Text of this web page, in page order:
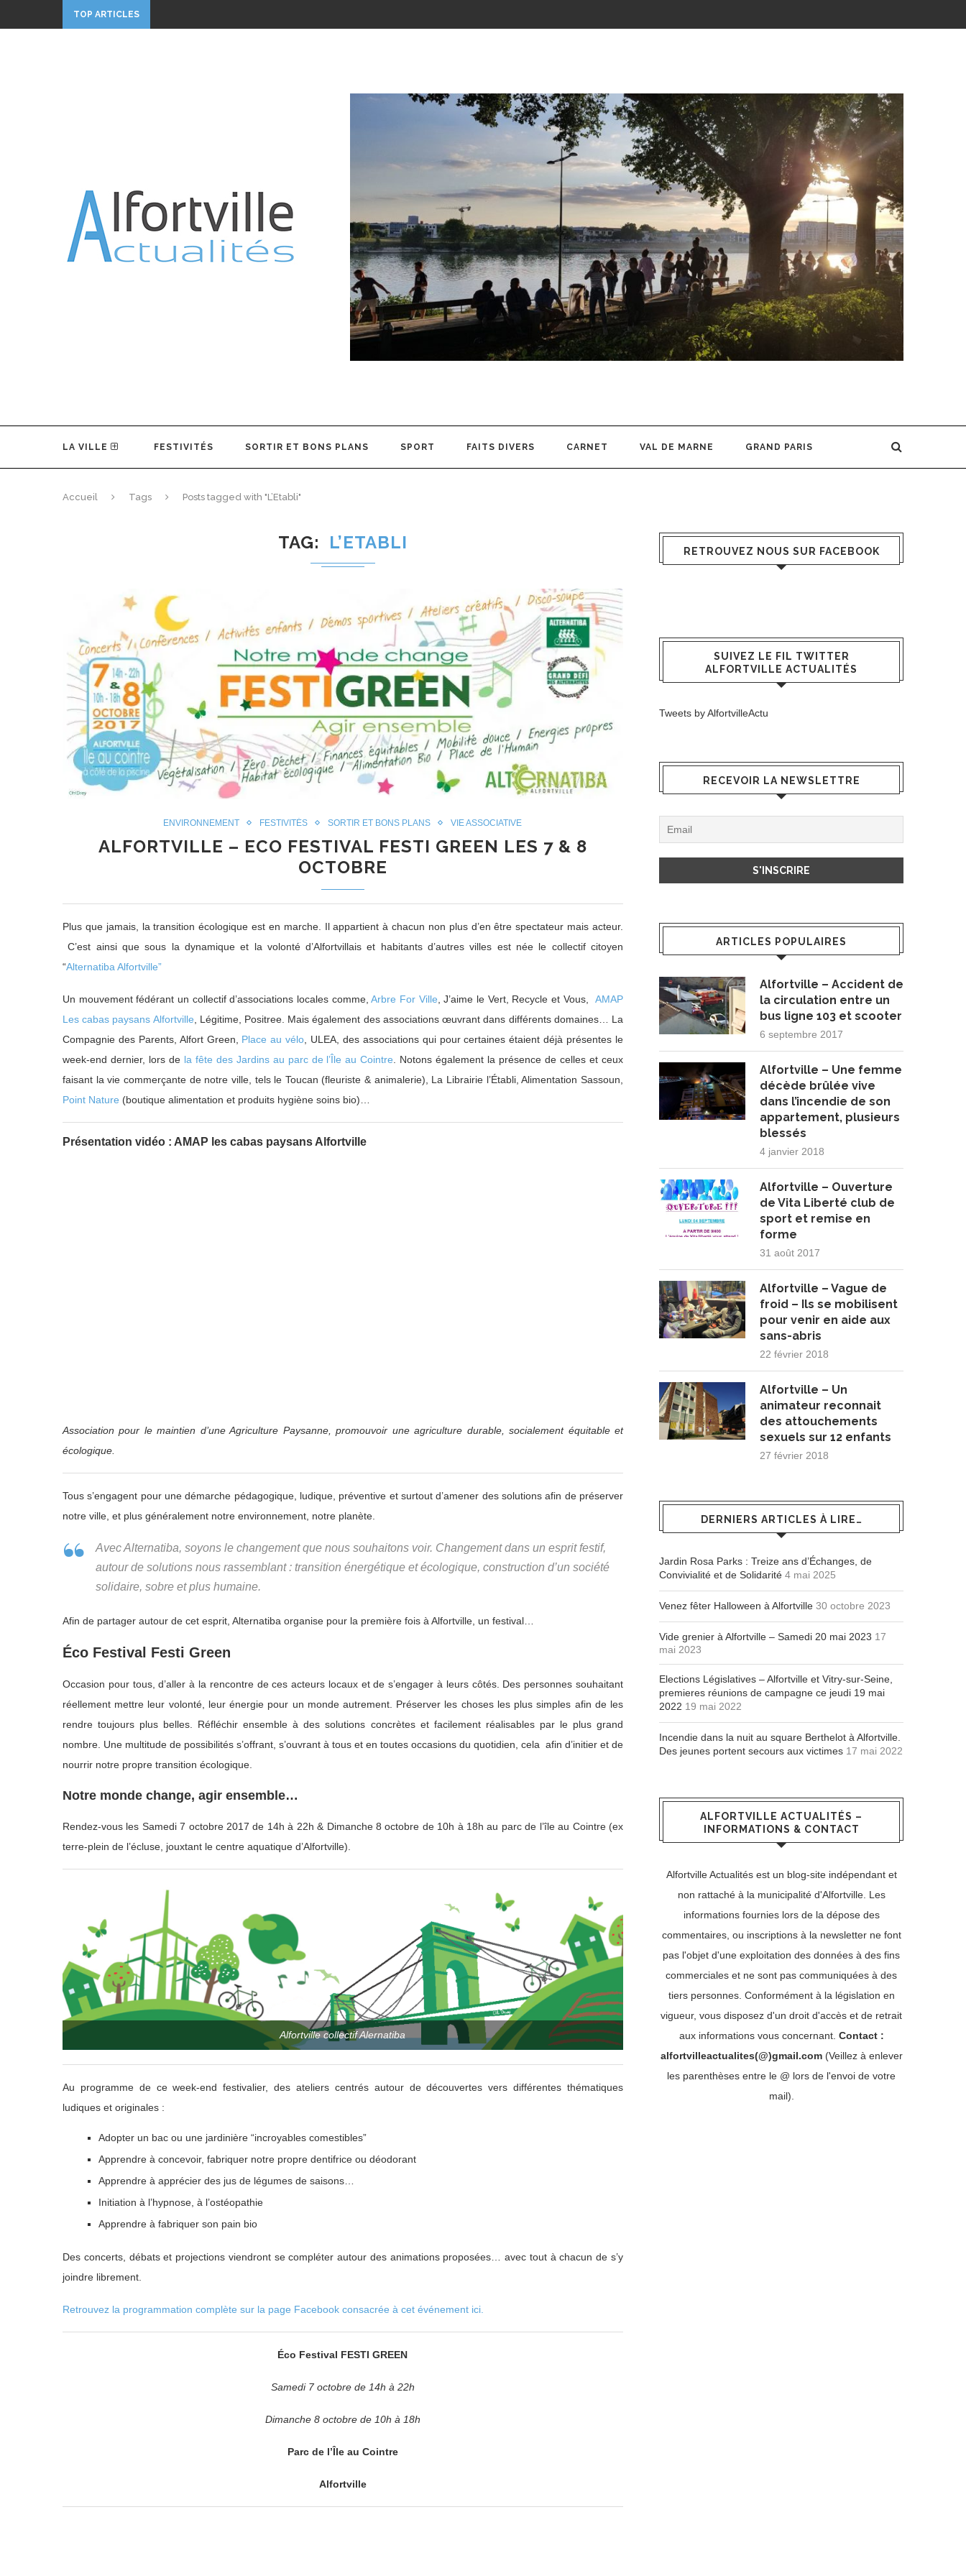
TOP ARTICLES
LA VILLE FESTIVITÉS SORTIR ET BONS PLANS SPORT FAITS DIVERS CARNET VAL DE MARNE GRAND PARIS
Accueil Tags Posts tagged with "L’Etabli"
TAG L’ETABLI
ENVIRONNEMENT FESTIVITÉS SORTIR ET BONS PLANS VIE ASSOCIATIVE
ALFORTVILLE – ECO FESTIVAL FESTI GREEN LES 7 & 8
OCTOBRE
Plus que jamais, la transition écologique est en marche. Il appartient à chacun non plus d’en être spectateur mais acteur.
C’est ainsi que sous la dynamique et la volonté d’Alfortvillais et habitants d’autres villes est née le collectif citoyen
“Alternatiba Alfortville”
Un mouvement fédérant un collectif d’associations locales comme,Arbre For Ville, J’aime le Vert, Recycle et Vous, AMAP
Les cabas paysans Alfortville, Légitime, Positree. Mais également des associations œuvrant dans différents domaines… La
Compagnie des Parents, Alfort Green, Place au vélo, ULEA, des associations qui pour certaines étaient déjà présentes le
week-end dernier, lors de la fête des Jardins au parc de l’Île au Cointre. Notons également la présence de celles et ceux
faisant la vie commerçante de notre ville, tels le Toucan (fleuriste & animalerie), La Librairie l’Établi, Alimentation Sassoun,
Point Nature (boutique alimentation et produits hygiène soins bio)…
Présentation vidéo : AMAP les cabas paysans Alfortville
Association pour le maintien d’une Agriculture Paysanne, promouvoir une agriculture durable, socialement équitable et
écologique.
Tous s’engagent pour une démarche pédagogique, ludique, préventive et surtout d’amener des solutions afin de préserver
notre ville, et plus généralement notre environnement, notre planète.
Avec Alternatiba, soyons le changement que nous souhaitons voir. Changement dans un esprit festif,
autour de solutions nous rassemblant : transition énergétique et écologique, construction d’un société
solidaire, sobre et plus humaine.
Afin de partager autour de cet esprit, Alternatiba organise pour la première fois à Alfortville, un festival…
Éco Festival Festi Green
Occasion pour tous, d’aller à la rencontre de ces acteurs locaux et de s’engager à leurs côtés. Des personnes souhaitant
réellement mettre leur volonté, leur énergie pour un monde autrement. Préserver les choses les plus simples afin de les
rendre toujours plus belles. Réfléchir ensemble à des solutions concrètes et facilement réalisables par le plus grand
nombre. Une multitude de possibilités s’offrant, s’ouvrant à tous et en toutes occasions du quotidien, cela afin d’initier et de
nourrir notre propre transition écologique.
Notre monde change, agir ensemble…
Rendez-vous les Samedi 7 octobre 2017 de 14h à 22h & Dimanche 8 octobre de 10h à 18h au parc de l’île au Cointre (ex
terre-plein de l’écluse, jouxtant le centre aquatique d’Alfortville).
Alfortville collectif Alernatiba
Au programme de ce week-end festivalier, des ateliers centrés autour de découvertes vers différentes thématiques
ludiques et originales :
Adopter un bac ou une jardinière “incroyables comestibles”
Apprendre à concevoir, fabriquer notre propre dentifrice ou déodorant
Apprendre à apprécier des jus de légumes de saisons…
Initiation à l’hypnose, à l’ostéopathie
Apprendre à fabriquer son pain bio
Des concerts, débats et projections viendront se compléter autour des animations proposées… avec tout à chacun de s’y
joindre librement.
Retrouvez la programmation complète sur la page Facebook consacrée à cet événement ici.
Éco Festival FESTI GREEN
Samedi 7 octobre de 14h à 22h
Dimanche 8 octobre de 10h à 18h
Parc de l’Île au Cointre
Alfortville
RETROUVEZ NOUS SUR FACEBOOK
SUIVEZ LE FIL TWITTER
ALFORTVILLE ACTUALITÉS
Tweets by AlfortvilleActu
RECEVOIR LA NEWSLETTRE
ARTICLES POPULAIRES
Alfortville – Accident de
la circulation entre un
bus ligne 103 et scooter
6 septembre 2017
Alfortville – Une femme
décède brûlée vive
dans l’incendie de son
appartement, plusieurs
blessés
4 janvier 2018
Alfortville – Ouverture
de Vita Liberté club de
sport et remise en
forme
31 août 2017
Alfortville – Vague de
froid – Ils se mobilisent
pour venir en aide aux
sans-abris
22 février 2018
Alfortville – Un
animateur reconnait
des attouchements
sexuels sur 12 enfants
27 février 2018
DERNIERS ARTICLES À LIRE…
Jardin Rosa Parks : Treize ans d’Échanges, de
Convivialité et de Solidarité 4 mai 2025
Venez fêter Halloween à Alfortville 30 octobre 2023
Vide grenier à Alfortville – Samedi 20 mai 2023 17
mai 2023
Elections Législatives – Alfortville et Vitry-sur-Seine,
premieres réunions de campagne ce jeudi 19 mai
2022 19 mai 2022
Incendie dans la nuit au square Berthelot à Alfortville.
Des jeunes portent secours aux victimes 17 mai 2022
ALFORTVILLE ACTUALITÉS –
INFORMATIONS & CONTACT
Alfortville Actualités est un blog-site indépendant et
non rattaché à la municipalité d'Alfortville. Les
informations fournies lors de la dépose des
commentaires, ou inscriptions à la newsletter ne font
pas l'objet d'une exploitation des données à des fins
commerciales et ne sont pas communiquées à des
tiers personnes. Conformément à la législation en
vigueur, vous disposez d'un droit d'accès et de retrait
aux informations vous concernant. Contact :
alfortvilleactualites(@)gmail.com(Veillez à enlever
les parenthèses entre le @ lors de l'envoi de votre
mail).